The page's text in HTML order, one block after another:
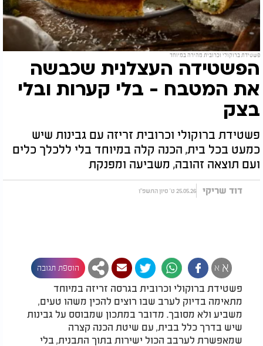
פשטידת ברוקולי וכרובית מהירה במיוחד
הפשטידה העצלנית שכבשה
את המטבח - בלי קערות ובלי
בצק
פשטידת ברוקולי וכרובית זריזה עם גבינות שיש
כמעט בכל בית, הכנה קלה במיוחד בלי ללכלך כלים
ועם תוצאה זהובה, משביעה ומפנקת
דוד שריקי 25.05.26 ט' סיון התשפ"ו
א א הוספת תגובה
פשטידת ברוקולי וכרובית בגרסה זריזה במיוחד
מתאימה בדיוק לערב שבו רוצים להכין משהו טעים,
משביע ולא מסובך. מדובר במתכון שמבוסס על גבינות
שיש בדרך כלל בבית, עם שיטת הכנה קצרה
שמאפשרת לערבב הכול ישירות בתוך התבנית, בלי